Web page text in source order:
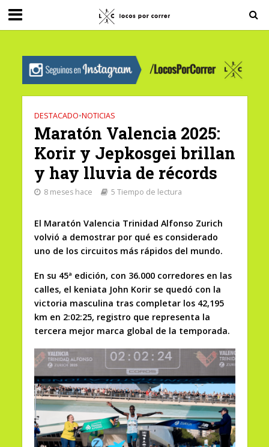
G-0X2PD3RFLV
DESTACADO•NOTICIAS
Maratón Valencia 2025:
Korir y Jepkosgei brillan
y hay lluvia de récords
8 meses hace 5 Tiempo de lectura
El Maratón Valencia Trinidad Alfonso Zurich
volvió a demostrar por qué es considerado
uno de los circuitos más rápidos del mundo.
En su 45ª edición, con 36.000 corredores en las
calles, el keniata John Korir se quedó con la
victoria masculina tras completar los 42,195
km en 2:02:25, registro que representa la
tercera mejor marca global de la temporada.